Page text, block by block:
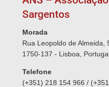
Sargentos
Morada
Rua Leopoldo de Almeida,
1750-137 - Lisboa,
Telefone
(+351) 218 154 966 /